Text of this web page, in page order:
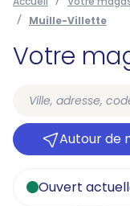
Muille-Villette
Votre
Autour de
Ouvert